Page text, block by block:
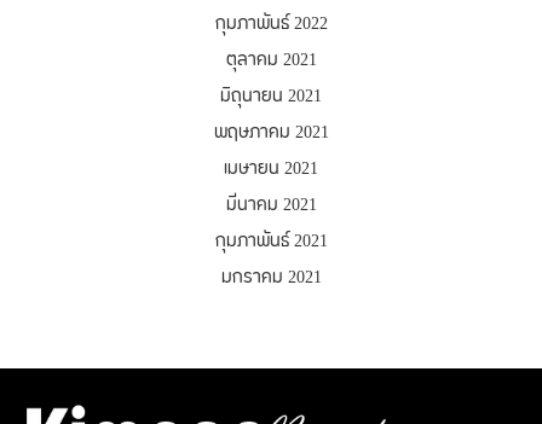
กุมภาพันธ์ 2022
ตุลาคม 2021
มิถุนายน 2021
พฤษภาคม 2021
เมษายน 2021
มีนาคม 2021
กุมภาพันธ์ 2021
มกราคม 2021